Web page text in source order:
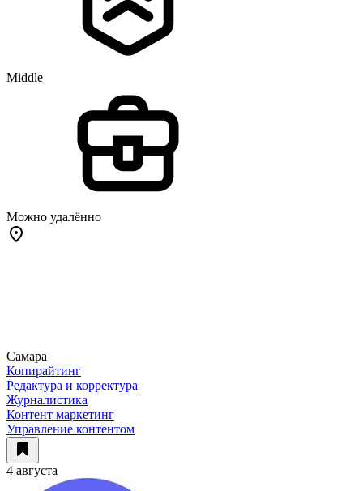
Middle
Можно удалённо
Самара
Копирайтинг
Редактура и корректура
Журналистика
Контент маркетинг
Управление контентом
4 августа